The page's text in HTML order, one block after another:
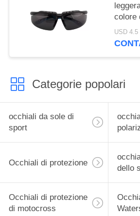
colore
neri
USD 4.5
Categorie popolari
occhiali da sole di
sport
Occhiali di protezione
dello
Occhiali di protezione
di motocross